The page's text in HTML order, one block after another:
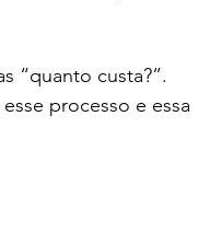
“quanto custa?”.
processo e essa